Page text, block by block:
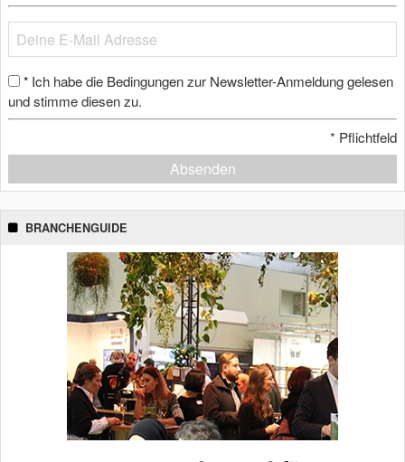
* Ich habe die Bedingungen zur Newsletter-Anmeldung gelesen
und stimme diesen zu.
* Pflichtfeld
Absenden
BRANCHENGUIDE